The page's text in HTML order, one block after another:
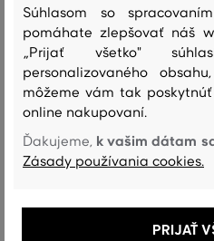
Súhlasom so
pomáhate zlepšovať náš
„Prijať všetko"
personalizovaného
môžeme vám tak
online nakupovaní.
Ďakujeme, k vašim dátam
Zásady používania cookies.
PRIJAŤ